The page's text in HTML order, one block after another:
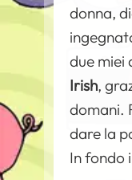
donna,
due miei
Irish,
domani.
dare la
In fondo